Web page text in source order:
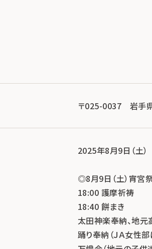
〒025-0037 岩手
2025年8月9日（土）
◎8月9日（土）宵宮
18:00 護摩祈祷
18:40 餅まき
太田神楽奉納、地
踊り奉納（ＪＡ女性